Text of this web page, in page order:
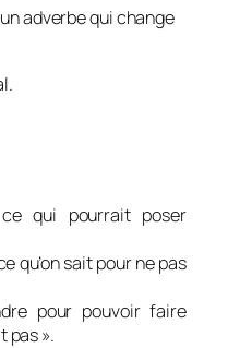
adverbe qui change
qui pourrait poser
qu’on sait pour ne pas
pour pouvoir faire
pas ».